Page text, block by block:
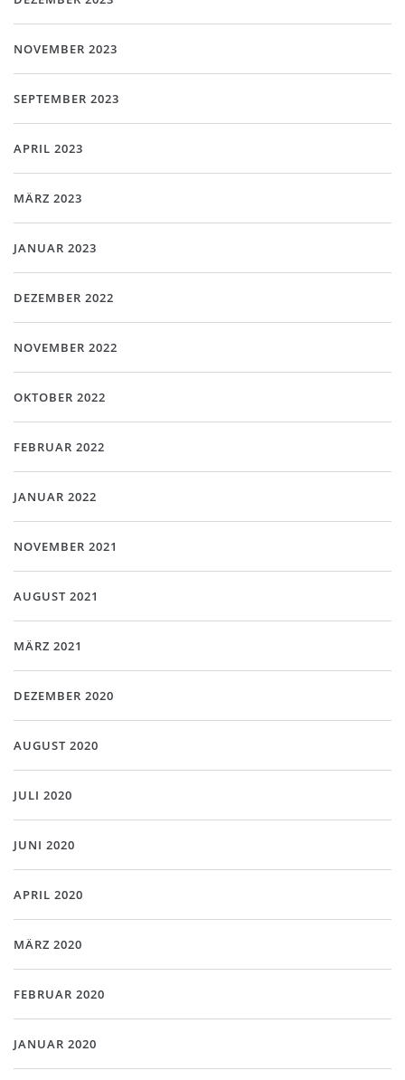
NOVEMBER 2023
SEPTEMBER 2023
APRIL 2023
MÄRZ 2023
JANUAR 2023
DEZEMBER 2022
NOVEMBER 2022
OKTOBER 2022
FEBRUAR 2022
JANUAR 2022
NOVEMBER 2021
AUGUST 2021
MÄRZ 2021
DEZEMBER 2020
AUGUST 2020
JULI 2020
JUNI 2020
APRIL 2020
MÄRZ 2020
FEBRUAR 2020
JANUAR 2020